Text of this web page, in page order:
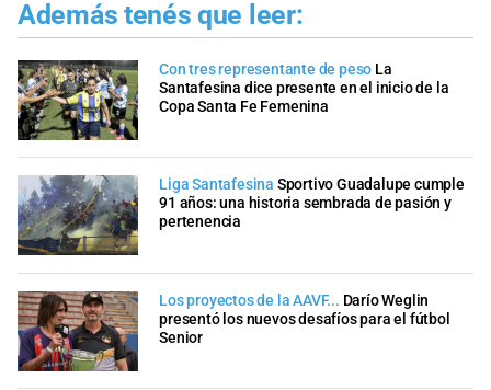
Además tenés que leer:
Con tres representante de peso La
Santafesina dice presente en el inicio de la
Copa Santa Fe Femenina
Liga Santafesina Sportivo Guadalupe cumple
91 años: una historia sembrada de pasión y
pertenencia
Los proyectos de la AAVF... Darío Weglin
presentó los nuevos desafíos para el fútbol
Senior